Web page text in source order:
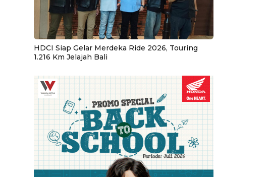
HDCI Siap Gelar Merdeka Ride 2026, Touring
1.216 Km Jelajah Bali